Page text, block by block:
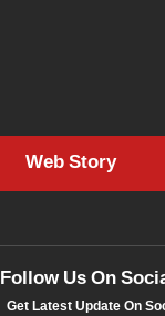
Web Story
Follow Us On
Get Latest Update On